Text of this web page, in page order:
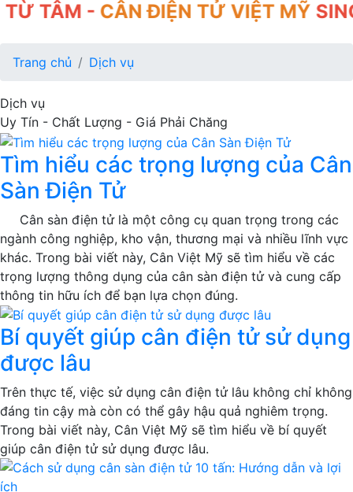
-CÂN ĐIỆN TỬ VIỆT MỸ SINCE
Trang chủ Dịch vụ
Dịch vụ
Uy Tín - Chất Lượng - Giá Phải Chăng
Tìm hiểu các trọng lượng của Cân
Sàn Điện Tử
Cân sàn điện tử là một công cụ quan trọng trong các
ngành công nghiệp, kho vận, thương mại và nhiều lĩnh vực
khác. Trong bài viết này, Cân Việt Mỹ sẽ tìm hiểu về các
trọng lượng thông dụng của cân sàn điện tử và cung cấp
thông tin hữu ích để bạn lựa chọn đúng.
Bí quyết giúp cân điện tử sử dụng
được lâu
Trên thực tế, việc sử dụng cân điện tử lâu không chỉ không
đáng tin cậy mà còn có thể gây hậu quả nghiêm trọng.
Trong bài viết này, Cân Việt Mỹ sẽ tìm hiểu về bí quyết
giúp cân điện tử sử dụng được lâu.